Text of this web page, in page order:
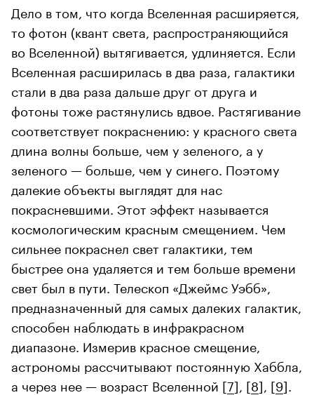
Дело в том, что когда Вселенная расширяется,
то фотон (квант света, распространяющийся
во Вселенной) вытягивается, удлиняется. Если
Вселенная расширилась в два раза, галактики
стали в два раза дальше друг от друга и
фотоны тоже растянулись вдвое. Растягивание
соответствует покраснению: у красного света
длина волны больше, чем у зеленого, а у
зеленого — больше, чем у синего. Поэтому
далекие объекты выглядят для нас
покрасневшими. Этот эффект называется
космологическим красным смещением. Чем
сильнее покраснел свет галактики, тем
быстрее она удаляется и тем больше времени
свет был в пути. Телескоп «Джеймс Уэбб»,
предназначенный для самых далеких галактик,
способен наблюдать в инфракрасном
диапазоне. Измерив красное смещение,
астрономы рассчитывают постоянную Хаббла,
а через нее — возраст Вселенной [7], [8], [9].